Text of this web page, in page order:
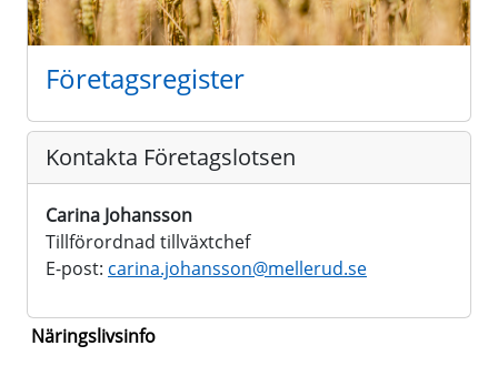
Företagsregister
Kontakta Företagslotsen
Carina Johansson
Tillförordnad tillväxtchef
E-post: carina.johansson@mellerud.se
Näringslivsinfo